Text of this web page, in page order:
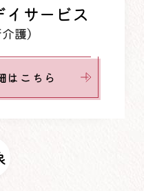
サービス
護）
はこちら